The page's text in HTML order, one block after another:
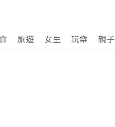
旅遊 女生 玩樂 親子